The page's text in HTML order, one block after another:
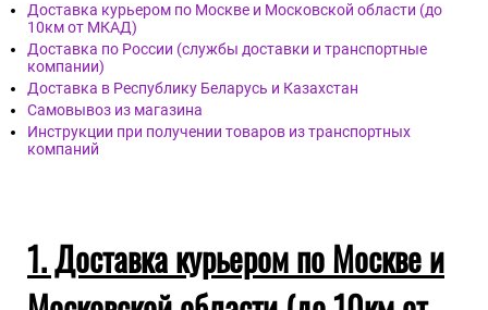
Доставка курьером по Москве и Московской области (до
10км от МКАД)
Доставка по России (службы доставки и транспортные
компании)
Доставка в Республику Беларусь и Казахстан
Самовывоз из магазина
Инструкции при получении товаров из транспортных
компаний
1. Доставка курьером по Москве и